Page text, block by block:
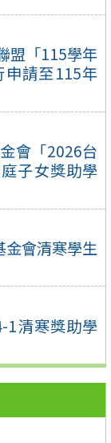
盟「115學年
請至115年
會「2026台
子女獎助學
金會清寒學生
1清寒獎助學